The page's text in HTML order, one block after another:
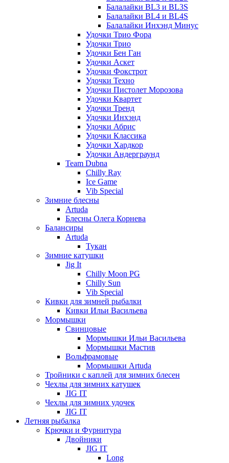
Балалайки BL3 и BL3S
Балалайки BL4 и BL4S
Балалайки Инхэнд Минус
Удочки Трио Фора
Удочки Трио
Удочки Бен Ган
Удочки Аскет
Удочки Фокстрот
Удочки Техно
Удочки Пистолет Морозова
Удочки Квартет
Удочки Тренд
Удочки Инхэнд
Удочки Абрис
Удочки Классика
Удочки Хардкор
Удочки Андерграунд
Team Dubna
Chilly Ray
Ice Game
Vib Special
Зимние блесны
Artuda
Блесны Олега Корнева
Балансиры
Artuda
Тукан
Зимние катушки
Jig It
Chilly Moon PG
Chilly Sun
Vib Special
Кивки для зимней рыбалки
Кивки Ильи Васильева
Мормышки
Свинцовые
Мормышки Ильи Васильева
Мормышки Мастив
Вольфрамовые
Мормышки Artuda
Тройники с каплей для зимних блесен
Чехлы для зимних катушек
JIG IT
Чехлы для зимних удочек
JIG IT
Летняя рыбалка
Крючки и Фурнитура
Двойники
JIG IT
Long